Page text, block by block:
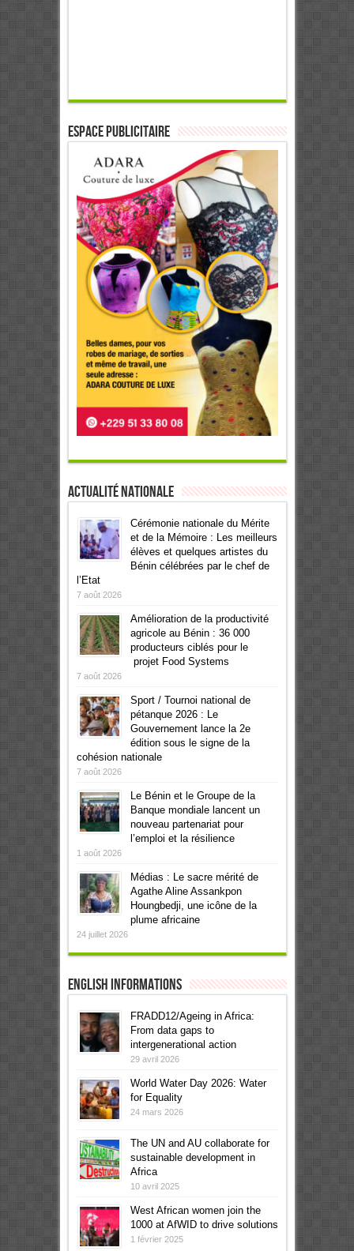
ESPACE PUBLICITAIRE
Actualité Nationale
Cérémonie nationale du Mérite
et de la Mémoire : Les meilleurs
élèves et quelques artistes du
Bénin célébrées par le chef de
l’Etat
7 août 2026
Amélioration de la productivité
agricole au Bénin : 36 000
producteurs ciblés pour le
projet Food Systems
7 août 2026
Sport / Tournoi national de
pétanque 2026 : Le
Gouvernement lance la 2e
édition sous le signe de la
cohésion nationale
7 août 2026
Le Bénin et le Groupe de la
Banque mondiale lancent un
nouveau partenariat pour
l’emploi et la résilience
1 août 2026
Médias : Le sacre mérité de
Agathe Aline Assankpon
Houngbedji, une icône de la
plume africaine
24 juillet 2026
English informations
FRADD12/Ageing in Africa:
From data gaps to
intergenerational action
29 avril 2026
World Water Day 2026: Water
for Equality
24 mars 2026
The UN and AU collaborate for
sustainable development in
Africa
10 avril 2025
West African women join the
1000 at AfWID to drive solutions
1 février 2025